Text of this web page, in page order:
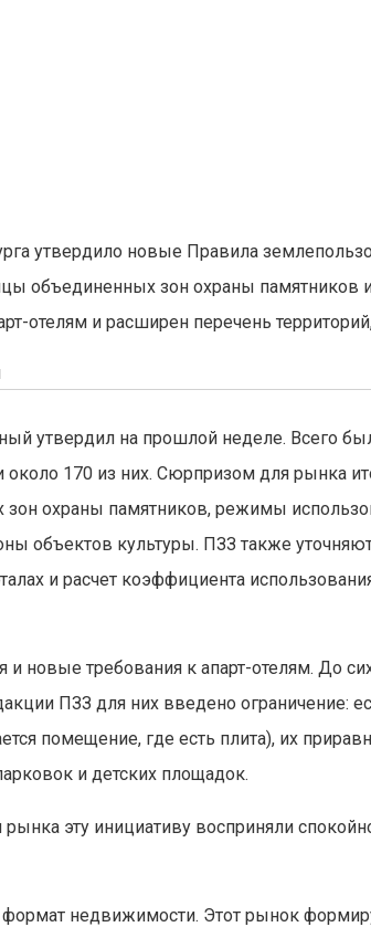
утвердило новые Правила
объединенных зон охраны
отелям и расширен перечень
утвердил на прошлой неделе. Всего
около 170 из них. Сюрпризом для рынка
охраны памятников, режимы
объектов культуры. ПЗЗ также
и расчет коэффициента
и новые требования к апарт-отелям. До
ПЗЗ для них введено ограничение:
помещение, где есть плита), их
и детских площадок.
эту инициативу восприняли
недвижимости. Этот рынок